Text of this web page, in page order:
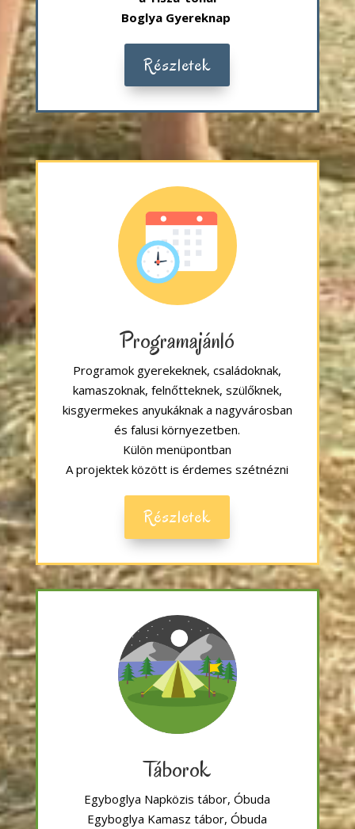
Boglya Gyereknap
Részletek
Programajánló
Programok gyerekeknek, családoknak,
kamaszoknak, felnőtteknek, szülőknek,
kisgyermekes anyukáknak a nagyvárosban
és falusi környezetben.
Külön menüpontban
A projektek között is érdemes szétnézni
Részletek
Táborok
Egyboglya Napközis tábor, Óbuda
Egyboglya Kamasz tábor, Óbuda